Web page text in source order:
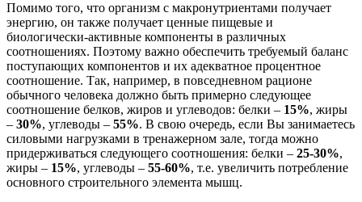
Помимо того, что организм с макронутриентами получает
энергию, он также получает ценные пищевые и
биологически-активные компоненты в различных
соотношениях. Поэтому важно обеспечить требуемый баланс
поступающих компонентов и их адекватное процентное
соотношение. Так, например, в повседневном рационе
обычного человека должно быть примерно следующее
соотношение белков, жиров и углеводов: белки – 15%, жиры
– 30%, углеводы – 55%. В свою очередь, если Вы занимаетесь
силовыми нагрузками в тренажерном зале, тогда можно
придерживаться следующего соотношения: белки – 25-30%,
жиры – 15%, углеводы – 55-60%, т.е. увеличить потребление
основного строительного элемента мышц.